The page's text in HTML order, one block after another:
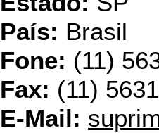
País: Brasil
Fone: (11)
Fax: (11)
E-Mail: